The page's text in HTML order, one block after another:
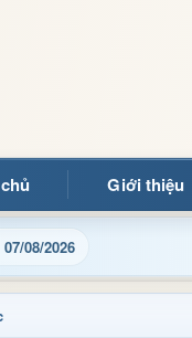
Giới thiệu
08/2026
điện tử xã Mường Ảng